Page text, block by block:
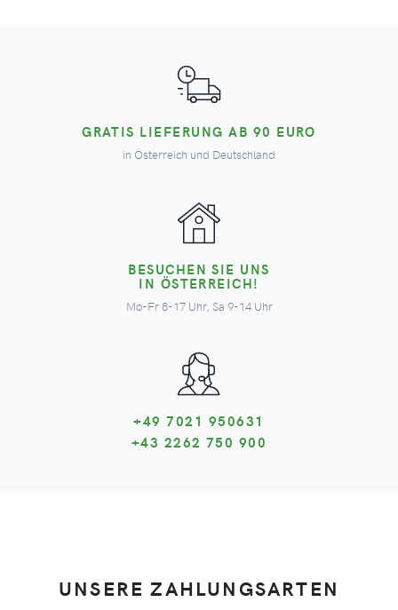
GRATIS LIEFERUNG AB 90 EURO
in Österreich und Deutschland
BESUCHEN SIE UNS
IN ÖSTERREICH!
Mo-Fr 8-17 Uhr, Sa 9-14 Uhr
+49 7021 950631
+43 2262 750 900
UNSERE ZAHLUNGSARTEN